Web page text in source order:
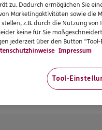
zu. Dadurch ermöglichen Sie
Marketingaktivitäten sowie die
z.B. durch die Nutzung von
keine für Sie
jederzeit über den Button
Impressum
Tool-